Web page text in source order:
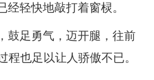
经轻快地敲打着窗棂。
鼓足勇气，迈开腿，往前
程也足以让人骄傲不已。